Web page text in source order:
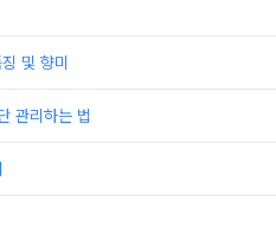
및 향미
관리하는 법